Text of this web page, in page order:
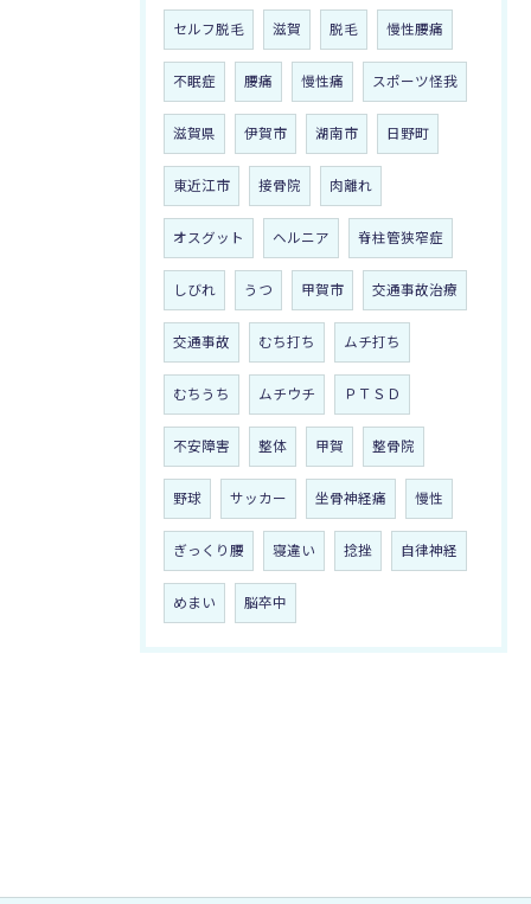
セルフ脱毛 滋賀 脱毛 慢性腰痛
不眠症 腰痛 慢性痛 スポーツ怪我
滋賀県 伊賀市 湖南市 日野町
東近江市 接骨院 肉離れ
オスグット ヘルニア 脊柱管狭窄症
しびれ うつ 甲賀市 交通事故治療
交通事故 むち打ち ムチ打ち
むちうち ムチウチ ＰＴＳＤ
不安障害 整体 甲賀 整骨院
野球 サッカー 坐骨神経痛 慢性
ぎっくり腰 寝違い 捻挫 自律神経
めまい 脳卒中